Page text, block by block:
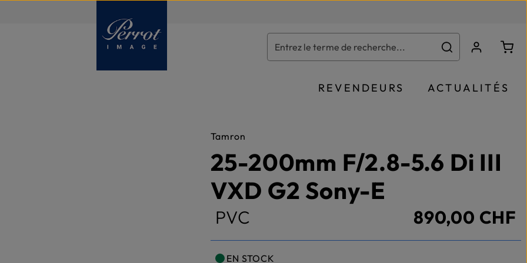
REVENDEURS ACTUALITÉS
Tamron
25-200mm F/2.8-5.6 Di III
VXD G2 Sony-E
PVC 890,00 CHF
EN STOCK